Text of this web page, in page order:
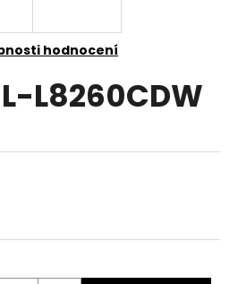
hodnocení
L8260CDW